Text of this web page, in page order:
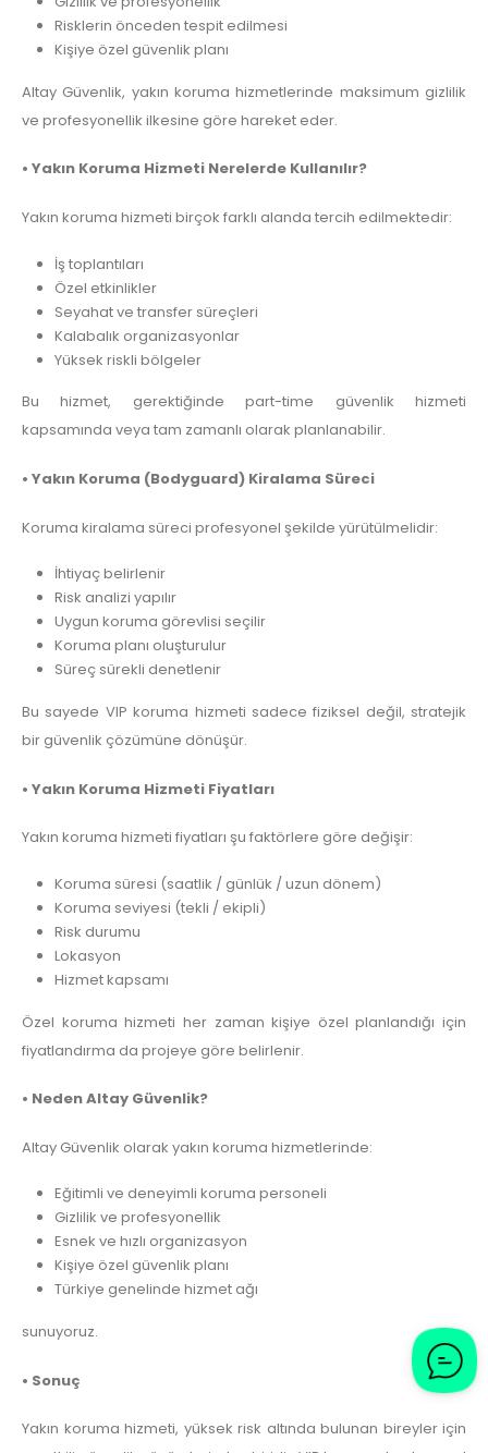
Risklerin önceden tespit edilmesi
Kişiye özel güvenlik planı
Altay Güvenlik, yakın koruma hizmetlerinde maksimum gizlilik
ve profesyonellik ilkesine göre hareket eder.
• Yakın Koruma Hizmeti Nerelerde Kullanılır?
Yakın koruma hizmeti birçok farklı alanda tercih edilmektedir:
İş toplantıları
Özel etkinlikler
Seyahat ve transfer süreçleri
Kalabalık organizasyonlar
Yüksek riskli bölgeler
Bu hizmet, gerektiğinde part-time güvenlik hizmeti
kapsamında veya tam zamanlı olarak planlanabilir.
• Yakın Koruma (Bodyguard) Kiralama Süreci
Koruma kiralama süreci profesyonel şekilde yürütülmelidir:
İhtiyaç belirlenir
Risk analizi yapılır
Uygun koruma görevlisi seçilir
Koruma planı oluşturulur
Süreç sürekli denetlenir
Bu sayede VIP koruma hizmeti sadece fiziksel değil, stratejik
bir güvenlik çözümüne dönüşür.
• Yakın Koruma Hizmeti Fiyatları
Yakın koruma hizmeti fiyatları şu faktörlere göre değişir:
Koruma süresi (saatlik / günlük / uzun dönem)
Koruma seviyesi (tekli / ekipli)
Risk durumu
Lokasyon
Hizmet kapsamı
Özel koruma hizmeti her zaman kişiye özel planlandığı için
fiyatlandırma da projeye göre belirlenir.
• Neden Altay Güvenlik?
Altay Güvenlik olarak yakın koruma hizmetlerinde:
Eğitimli ve deneyimli koruma personeli
Gizlilik ve profesyonellik
Esnek ve hızlı organizasyon
Kişiye özel güvenlik planı
Türkiye genelinde hizmet ağı
sunuyoruz.
• Sonuç
Yakın koruma hizmeti, yüksek risk altında bulunan bireyler için